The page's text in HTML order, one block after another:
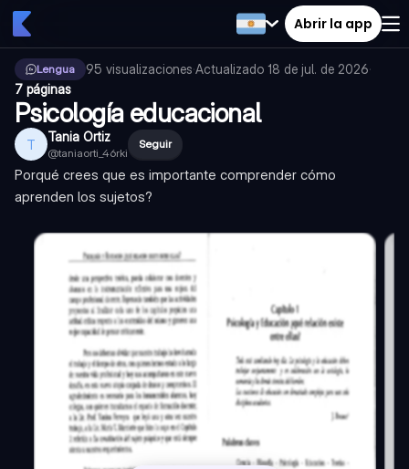
Abrir la app
Lengua 95 visualizaciones·Actualizado 18 de jul. de 2026·
7 páginas
Psicología educacional
T Tania Ortiz
@taniaorti_46rki
Seguir
Porqué crees que es importante comprender cómo
aprenden los sujetos?